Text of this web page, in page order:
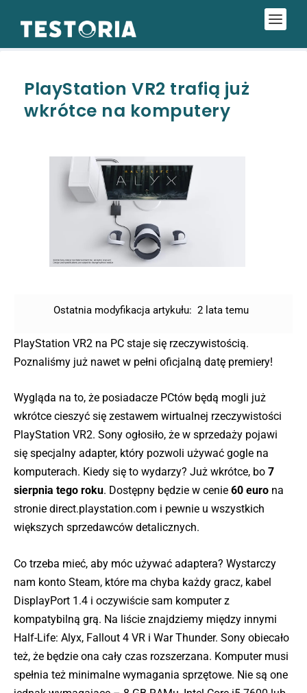
PlayStation VR2 trafią już
wkrótce na komputery
Ostatnia modyfikacja artykułu: 2 lata temu
PlayStation VR2 na PC staje się rzeczywistością.
Poznaliśmy już nawet w pełni oficjalną datę premiery!
Wygląda na to, że posiadacze PCtów będą mogli już
wkrótce cieszyć się zestawem wirtualnej rzeczywistości
PlayStation VR2. Sony ogłosiło, że w sprzedaży pojawi
się specjalny adapter, który pozwoli używać gogle na
komputerach. Kiedy się to wydarzy? Już wkrótce, bo 7
sierpnia tego roku. Dostępny będzie w cenie 60 euro na
stronie direct.playstation.com i pewnie u wszystkich
większych sprzedawców detalicznych.
Co trzeba mieć, aby móc używać adaptera? Wystarczy
nam konto Steam, które ma chyba każdy gracz, kabel
DisplayPort 1.4 i oczywiście sam komputer z
kompatybilną grą. Na liście znajdziemy między innymi
Half-Life: Alyx, Fallout 4 VR i War Thunder. Sony obiecało
też, że będzie ona cały czas rozszerzana. Komputer musi
spełnia też minimalne wymagania sprzętowe. Nie są one